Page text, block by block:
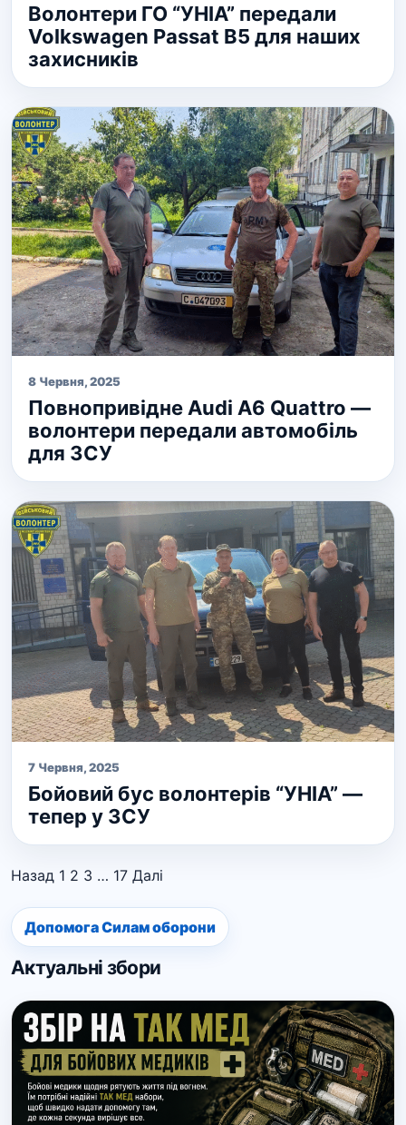
Волонтери ГО “УНІА” передали
Volkswagen Passat B5 для наших
захисників
8 Червня, 2025
Повнопривідне Audi A6 Quattro —
волонтери передали автомобіль
для ЗСУ
7 Червня, 2025
Бойовий бус волонтерів “УНІА” —
тепер у ЗСУ
Назад 1 2 3 … 17 Далі
Допомога Силам оборони
Актуальні збори